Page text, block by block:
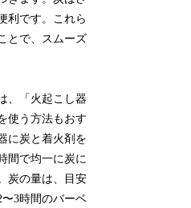
利です。これら
とで、スムーズ
、「火起こし器
使う方法もおす
に炭と着火剤を
間で均一に炭に
炭の量は、目安
3時間のバーベ